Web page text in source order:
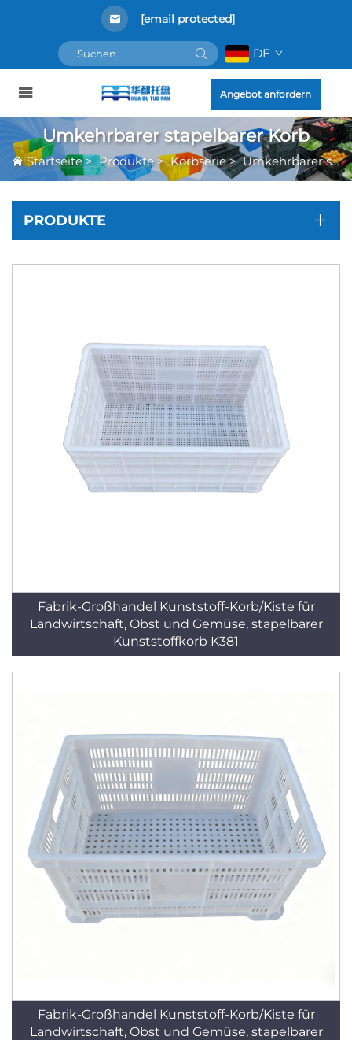
[email protected]
DE
Angebot anfordern
Umkehrbarer stapelbarer Korb
Startseite>Produkte >Korbserie>Umkehrbarer stapelbarer Korb
PRODUKTE
Fabrik-Großhandel Kunststoff-Korb/Kiste für
Landwirtschaft, Obst und Gemüse, stapelbarer
Kunststoffkorb K381
Fabrik-Großhandel Kunststoff-Korb/Kiste für
Landwirtschaft, Obst und Gemüse, stapelbarer